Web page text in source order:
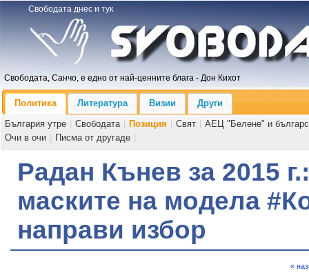
Свободата днес и тук
Свободата, Санчо, е едно от най-ценните блага - Дон Кихот
Политика Литература Визии
Други
България утре
Свободата Позиция Свят
АЕЦ "Белене" и
Очи в очи
Писма от другаде
Радан Кънев за 2015
маските на модела
направи избор
«